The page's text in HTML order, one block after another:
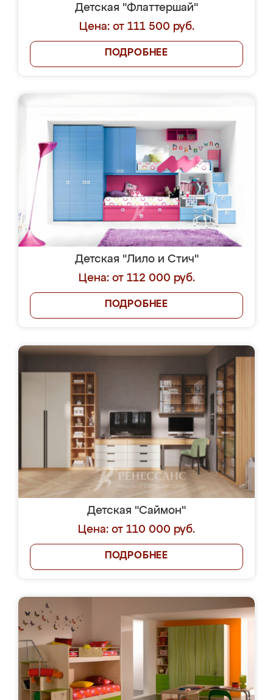
Детская "Флаттершай"
Цена: от 111 500 руб.
ПОДРОБНЕЕ
Детская "Лило и Стич"
Цена: от 112 000 руб.
ПОДРОБНЕЕ
Детская "Саймон"
Цена: от 110 000 руб.
ПОДРОБНЕЕ